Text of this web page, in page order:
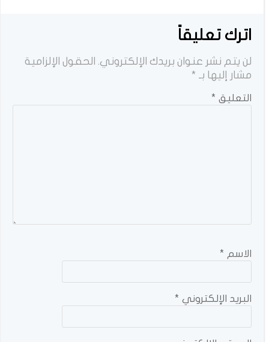
اترك تعليقاً
لن يتم نشر عنوان بريدك الإلكتروني. الحقول الإلزامية
مشار إليها بـ *
التعليق *
الاسم *
البريد الإلكتروني *